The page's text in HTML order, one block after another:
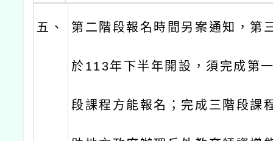
五、 第二階段報名時間另案通知，第
於113年下半年開設，須完成第
段課程方能報名；完成三階段課